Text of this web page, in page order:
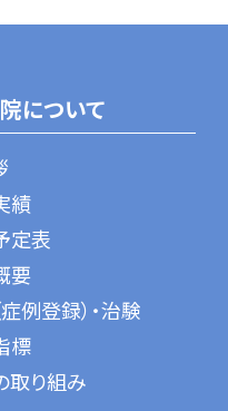
について
績
定表
要
例登録）・治験
標
取り組み